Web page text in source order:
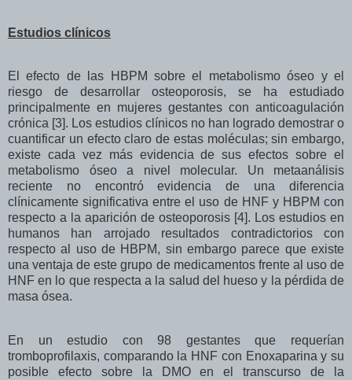
Estudios clínicos
El efecto de las HBPM sobre el metabolismo óseo y el
riesgo de desarrollar osteoporosis, se ha estudiado
principalmente en mujeres gestantes con anticoagulación
crónica [3]. Los estudios clínicos no han logrado demostrar o
cuantificar un efecto claro de estas moléculas; sin embargo,
existe cada vez más evidencia de sus efectos sobre el
metabolismo óseo a nivel molecular. Un metaanálisis
reciente no encontró evidencia de una diferencia
clínicamente significativa entre el uso de HNF y HBPM con
respecto a la aparición de osteoporosis [4]. Los estudios en
humanos han arrojado resultados contradictorios con
respecto al uso de HBPM, sin embargo parece que existe
una ventaja de este grupo de medicamentos frente al uso de
HNF en lo que respecta a la salud del hueso y la pérdida de
masa ósea.
En un estudio con 98 gestantes que requerían
tromboprofilaxis, comparando la HNF con Enoxaparina y su
posible efecto sobre la DMO en el transcurso de la